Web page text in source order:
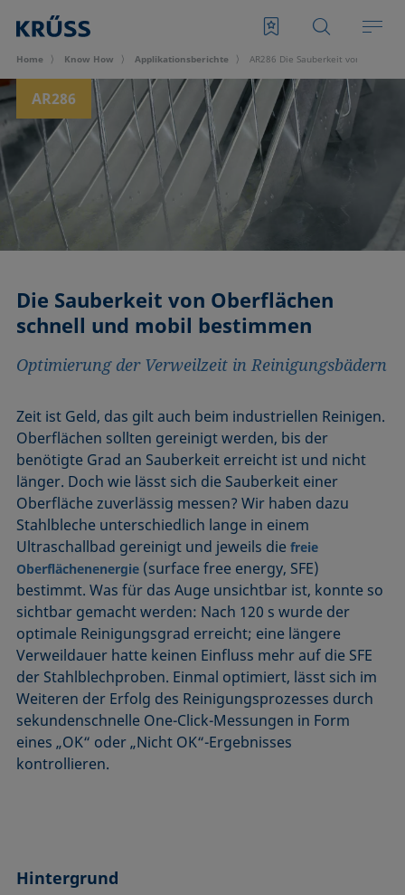
Home Know How Applikationsberichte AR286 Die Sauberkeit von
AR286
Die Sauberkeit von Oberflächen
schnell und mobil bestimmen
Optimierung der Verweilzeit in Reinigungsbädern
Zeit ist Geld, das gilt auch beim industriellen Reinigen.
Oberflächen sollten gereinigt werden, bis der
benötigte Grad an Sauberkeit erreicht ist und nicht
länger. Doch wie lässt sich die Sauberkeit einer
Oberfläche zuverlässig messen? Wir haben dazu
Stahlbleche unterschiedlich lange in einem
Ultraschallbad gereinigt und jeweils diefreie
Oberflächenenergie (surface free energy, SFE)
bestimmt. Was für das Auge unsichtbar ist, konnte so
sichtbar gemacht werden: Nach 120 s wurde der
optimale Reinigungsgrad erreicht; eine längere
Verweildauer hatte keinen Einfluss mehr auf die SFE
der Stahlblechproben. Einmal optimiert, lässt sich im
Weiteren der Erfolg des Reinigungsprozesses durch
sekundenschnelle One-Click-Messungen in Form
eines „OK“ oder „Nicht OK“-Ergebnisses
kontrollieren.
Hintergrund